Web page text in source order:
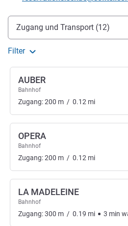
Erreichbarkeit und Anbindung
Zugang und Transport (12)
Filter
AUBER
Bahnhof
Zugang:200 m / 0.12 mi
OPERA
Bahnhof
Zugang:200 m / 0.12 mi
LA MADELEINE
Bahnhof
Zugang:300 m / 0.19 mi 3 min